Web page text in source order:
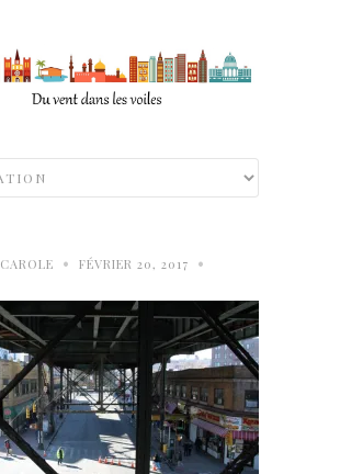
CAROLE • FÉVRIER 20, 2017 •